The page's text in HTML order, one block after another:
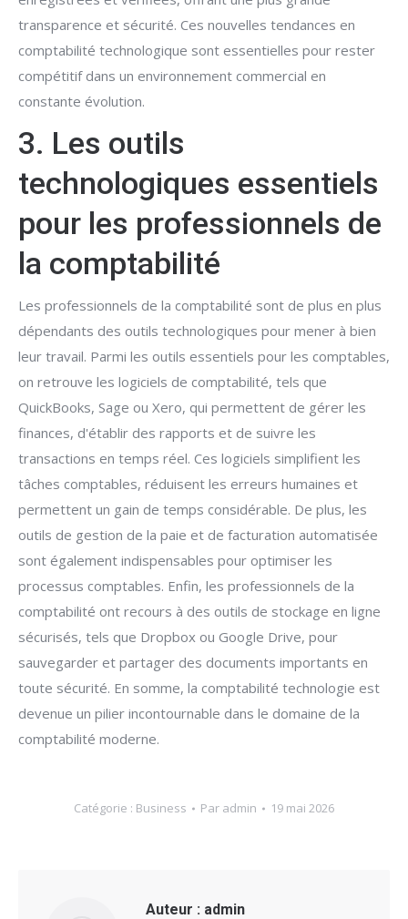
transparence et sécurité. Ces nouvelles tendances en
comptabilité technologique sont essentielles pour rester
compétitif dans un environnement commercial en
constante évolution.
3. Les outils
technologiques essentiels
pour les professionnels de
la comptabilité
Les professionnels de la comptabilité sont de plus en plus
dépendants des outils technologiques pour mener à bien
leur travail. Parmi les outils essentiels pour les comptables,
on retrouve les logiciels de comptabilité, tels que
QuickBooks, Sage ou Xero, qui permettent de gérer les
finances, d'établir des rapports et de suivre les
transactions en temps réel. Ces logiciels simplifient les
tâches comptables, réduisent les erreurs humaines et
permettent un gain de temps considérable. De plus, les
outils de gestion de la paie et de facturation automatisée
sont également indispensables pour optimiser les
processus comptables. Enfin, les professionnels de la
comptabilité ont recours à des outils de stockage en ligne
sécurisés, tels que Dropbox ou Google Drive, pour
sauvegarder et partager des documents importants en
toute sécurité. En somme, la comptabilité technologie est
devenue un pilier incontournable dans le domaine de la
comptabilité moderne.
Catégorie : Business Par admin 19 mai 2026
Auteur : admin